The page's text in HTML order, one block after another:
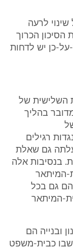
לרעה
הכרוך
כן יש לדחות
השלישית של
בהליך
רגילים
גם שאלת
בנסיבות אלה
המיתאר
גם בכל
המיתאר
ובנייה הם
כבית-משפט